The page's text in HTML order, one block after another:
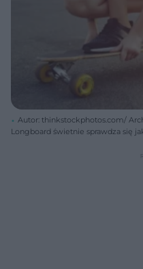
Autor: thinkstockphotos.com/
Longboard świetnie sprawdza się